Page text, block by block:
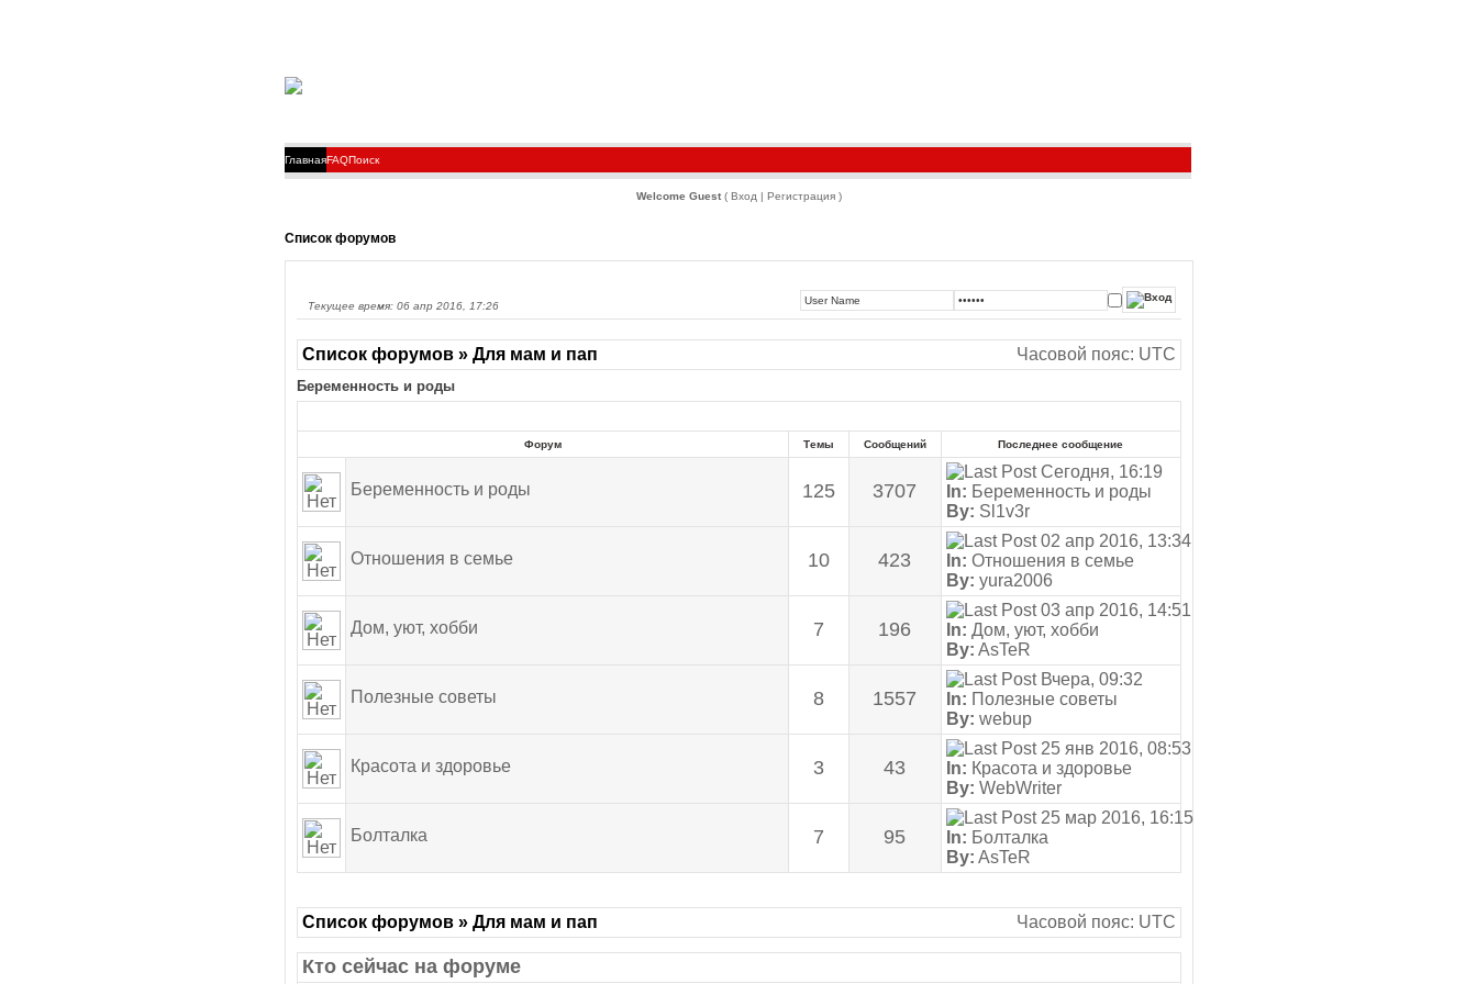
ГлавнаяFAQПоиск
Welcome Guest( Вход | Регистрация )
Список форумов
Текущее время: 06 апр 2016, 17:26
Список форумов » Для мам и пап Часовой пояс: UTC
Беременность и роды
Форум Темы Сообщений Последнее сообщение
Беременность и роды 125 3707
Сегодня, 16:19
In: Беременность и роды
By: Sl1v3r
Отношения в семье 10 423
02 апр 2016, 13:34
In: Отношения в семье
By: yura2006
Дом, уют, хобби 7 196
03 апр 2016, 14:51
In: Дом, уют, хобби
By: AsTeR
Полезные советы 8 1557
Вчера, 09:32
In: Полезные советы
By: webup
Красота и здоровье 3 43
25 янв 2016, 08:53
In: Красота и здоровье
By: WebWriter
Болталка 7 95
25 мар 2016, 16:15
In: Болталка
By: AsTeR
Список форумов » Для мам и пап Часовой пояс: UTC
Кто сейчас на форуме